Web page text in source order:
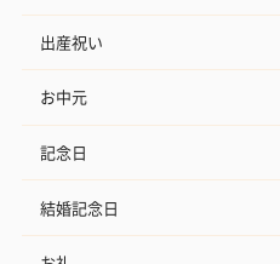
出産祝い
お中元
記念日
結婚記念日